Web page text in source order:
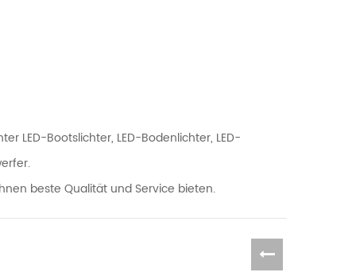
LED-Bootslichter, LED-Bodenlichter, LED-
beste Qualität und Service bieten.